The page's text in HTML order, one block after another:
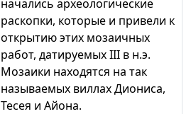
начались археологические
раскопки, которые и привели к
открытию этих мозаичных
работ, датируемых III в н.э.
Мозаики находятся на так
называемых виллах Диониса,
Тесея и Айона.